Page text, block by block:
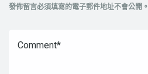
發佈留言必須填寫的電子郵件地址不會公開。